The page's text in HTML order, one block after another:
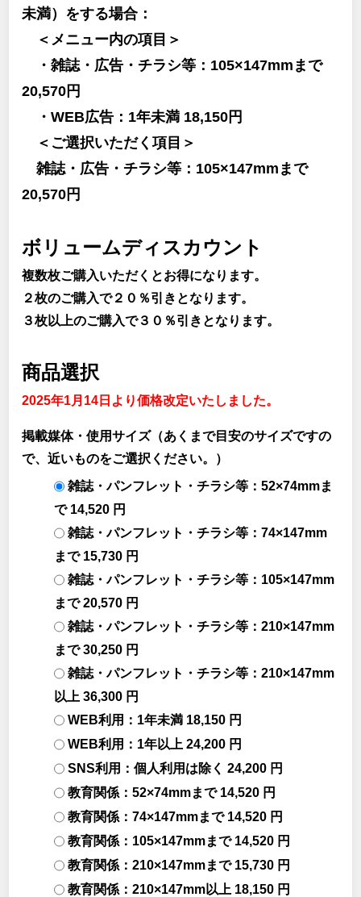
未満）をする場合：
＜メニュー内の項目＞
・雑誌・広告・チラシ等：105×147mmまで
20,570円
・WEB広告：1年未満 18,150円
＜ご選択いただく項目＞
雑誌・広告・チラシ等：105×147mmまで
20,570円
ボリュームディスカウント
複数枚ご購入いただくとお得になります。
２枚のご購入で２０％引きとなります。
３枚以上のご購入で３０％引きとなります。
商品選択
2025年1月14日より価格改定いたしました。
掲載媒体・使用サイズ（あくまで目安のサイズですの
で、近いものをご選択ください。）
雑誌・パンフレット・チラシ等：52×74mmま
で 14,520 円
雑誌・パンフレット・チラシ等：74×147mm
まで 15,730 円
雑誌・パンフレット・チラシ等：105×147mm
まで 20,570 円
雑誌・パンフレット・チラシ等：210×147mm
まで 30,250 円
雑誌・パンフレット・チラシ等：210×147mm
以上 36,300 円
WEB利用：1年未満 18,150 円
WEB利用：1年以上 24,200 円
SNS利用：個人利用は除く 24,200 円
教育関係：52×74mmまで 14,520 円
教育関係：74×147mmまで 14,520 円
教育関係：105×147mmまで 14,520 円
教育関係：210×147mmまで 15,730 円
教育関係：210×147mm以上 18,150 円